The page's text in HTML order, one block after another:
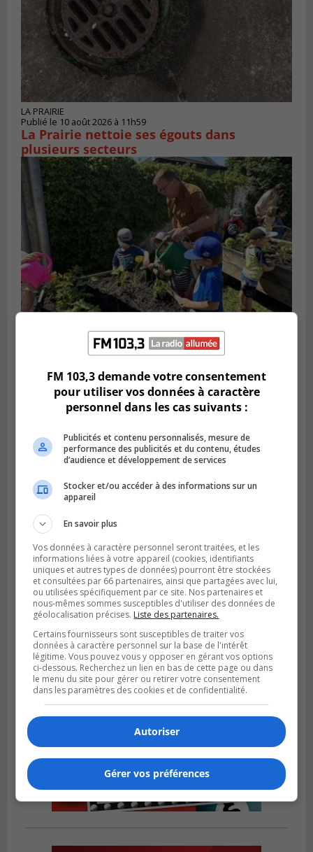
LA PRAIRIE
Publié le 10 août 2026 à 11h59
La Prairie nettoie ses égouts dans
plusieurs secteurs
Publié le 8 août 2026 à 07h59
Le programme Potager de Sainte-Julie
lance sa cinquième édition
LONGUEUIL
Publié le 7 août 2026 à 14h10
Les résidents de Longueuil souhaitent la
transparence dans l’affaire Tabarah
FM 103,3 demande votre consentement
pour utiliser vos données à caractère
personnel dans les cas suivants :
Publicités et contenu personnalisés, mesure de
performance des publicités et du contenu, études
d’audience et développement de services
Stocker et/ou accéder à des informations sur un
appareil
En savoir plus
Vos données à caractère personnel seront traitées, et les
informations liées à votre appareil (cookies, identifiants
uniques et autres types de données) pourront être stockées
et consultées par 66 partenaires, ainsi que partagées avec lui,
ou utilisées spécifiquement par ce site. Nos partenaires et
nous-mêmes sommes susceptibles d'utiliser des données de
géolocalisation précises. Liste des partenaires.
Certains fournisseurs sont susceptibles de traiter vos
données à caractère personnel sur la base de l'intérêt
légitime. Vous pouvez vous y opposer en gérant vos options
ci-dessous. Recherchez un lien en bas de cette page ou dans
le menu du site pour gérer ou retirer votre consentement
dans les paramètres des cookies et de confidentialité.
Autoriser
Gérer vos préférences